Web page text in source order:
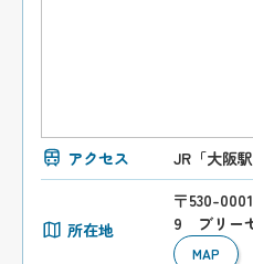
アクセス JR「大阪
所在地
〒530-
9 ブリー
MAP